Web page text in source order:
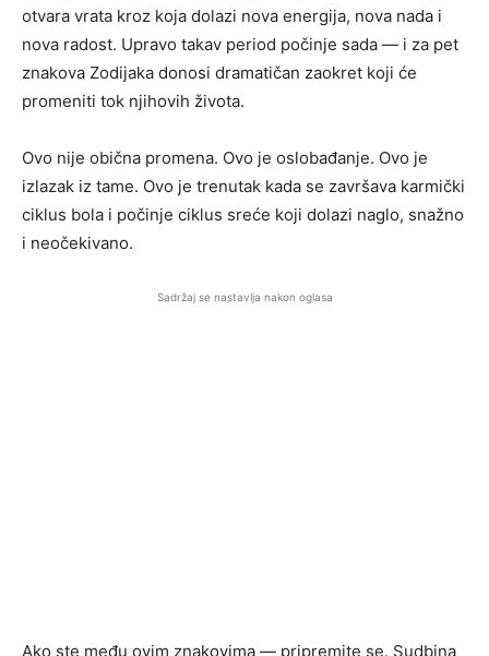
otvara vrata kroz koja dolazi nova energija, nova nada i
nova radost. Upravo takav period počinje sada — i za pet
znakova Zodijaka donosi dramatičan zaokret koji će
promeniti tok njihovih života.
Ovo nije obična promena. Ovo je oslobađanje. Ovo je
izlazak iz tame. Ovo je trenutak kada se završava karmički
ciklus bola i počinje ciklus sreće koji dolazi naglo, snažno
i neočekivano.
Sadržaj se nastavlja nakon oglasa
Ako ste među ovim znakovima — pripremite se. Sudbina